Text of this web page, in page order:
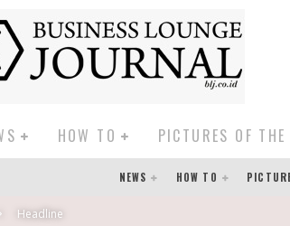
HOW TO PICTURES OF THE
NEWS HOW TO
Headline